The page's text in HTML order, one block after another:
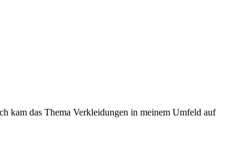
kam das Thema Verkleidungen in meinem Umfeld auf